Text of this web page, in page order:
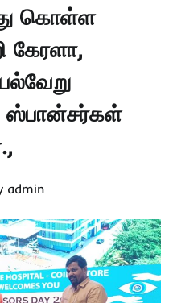
கொள்ள
கேரளா,
ஸ்பான்சர்கள்
admin